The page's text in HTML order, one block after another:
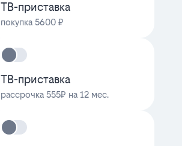
ТВ-приставка
покупка 5600 ₽
ТВ-приставка
рассрочка 555₽ на 12 мес.